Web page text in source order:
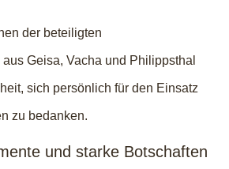
der beteiligten
Geisa, Vacha und Philippsthal
sich persönlich für den Einsatz
zu bedanken.
und starke Botschaften